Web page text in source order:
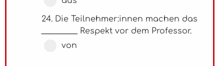
24. Die Teilnehmer:innen machen das
_________ Respekt vor dem Professor.
von